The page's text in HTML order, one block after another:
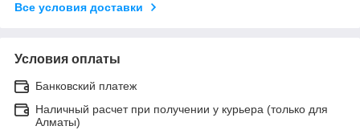
Все условия доставки
Условия оплаты
Банковский платеж
Наличный расчет при получении у курьера (только для
Алматы)